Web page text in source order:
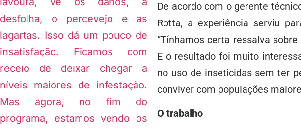
De acordo com o gerente
Rotta, a experiência serviu
“Tínhamos certa ressalva
E o resultado foi muito
no uso de inseticidas sem ter
conviver com populações
O trabalho